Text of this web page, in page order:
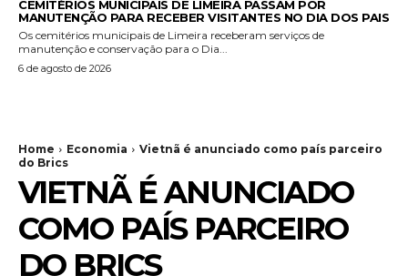
CEMITÉRIOS MUNICIPAIS DE LIMEIRA PASSAM POR
MANUTENÇÃO PARA RECEBER VISITANTES NO DIA DOS PAIS
Os cemitérios municipais de Limeira receberam serviços de
manutenção e conservação para o Dia...
6 de agosto de 2026